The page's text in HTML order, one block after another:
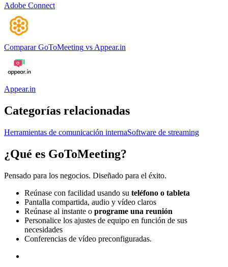
Adobe Connect
Comparar GoToMeeting vs Appear.in
Appear.in
Categorías relacionadas
Herramientas de comunicación internaSoftware de streaming
¿Qué es GoToMeeting?
Pensado para los negocios. Diseñado para el éxito.
Reúnase con facilidad usando su teléfono o tableta
Pantalla compartida, audio y vídeo claros
Reúnase al instante o programe una reunión
Personalice los ajustes de equipo en función de sus
necesidades
Conferencias de vídeo preconfiguradas.